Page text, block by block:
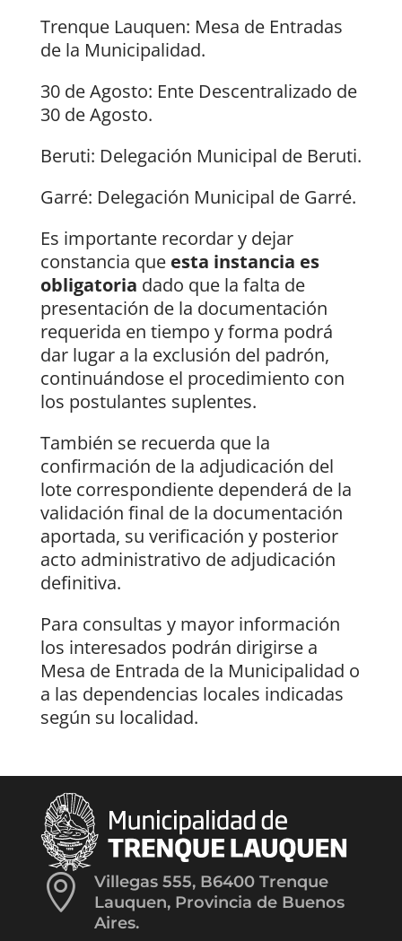
Trenque Lauquen: Mesa de Entradas
de la Municipalidad.
30 de Agosto: Ente Descentralizado de
30 de Agosto.
Beruti: Delegación Municipal de Beruti.
Garré: Delegación Municipal de Garré.
Es importante recordar y dejar
constancia que esta instancia es
obligatoria dado que la falta de
presentación de la documentación
requerida en tiempo y forma podrá
dar lugar a la exclusión del padrón,
continuándose el procedimiento con
los postulantes suplentes.
También se recuerda que la
confirmación de la adjudicación del
lote correspondiente dependerá de la
validación final de la documentación
aportada, su verificación y posterior
acto administrativo de adjudicación
definitiva.
Para consultas y mayor información
los interesados podrán dirigirse a
Mesa de Entrada de la Municipalidad o
a las dependencias locales indicadas
según su localidad.

Villegas 555, B6400 Trenque
Lauquen, Provincia de Buenos
Aires.